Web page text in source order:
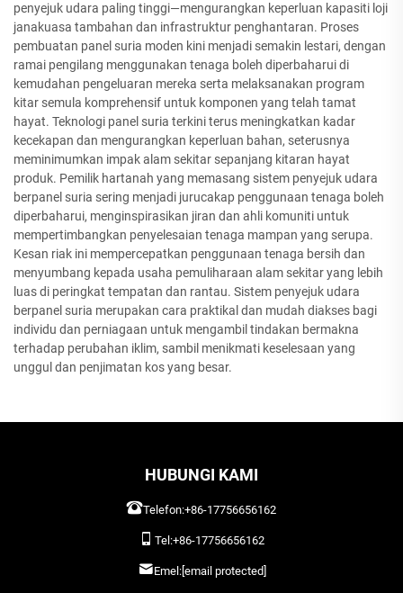
penyejuk udara paling tinggi—mengurangkan keperluan kapasiti loji
janakuasa tambahan dan infrastruktur penghantaran. Proses
pembuatan panel suria moden kini menjadi semakin lestari, dengan
ramai pengilang menggunakan tenaga boleh diperbaharui di
kemudahan pengeluaran mereka serta melaksanakan program
kitar semula komprehensif untuk komponen yang telah tamat
hayat. Teknologi panel suria terkini terus meningkatkan kadar
kecekapan dan mengurangkan keperluan bahan, seterusnya
meminimumkan impak alam sekitar sepanjang kitaran hayat
produk. Pemilik hartanah yang memasang sistem penyejuk udara
berpanel suria sering menjadi jurucakap penggunaan tenaga boleh
diperbaharui, menginspirasikan jiran dan ahli komuniti untuk
mempertimbangkan penyelesaian tenaga mampan yang serupa.
Kesan riak ini mempercepatkan penggunaan tenaga bersih dan
menyumbang kepada usaha pemuliharaan alam sekitar yang lebih
luas di peringkat tempatan dan rantau. Sistem penyejuk udara
berpanel suria merupakan cara praktikal dan mudah diakses bagi
individu dan perniagaan untuk mengambil tindakan bermakna
terhadap perubahan iklim, sambil menikmati keselesaan yang
unggul dan penjimatan kos yang besar.
HUBUNGI KAMI
Telefon:+86-17756656162
Tel:+86-17756656162
Emel:[email protected]